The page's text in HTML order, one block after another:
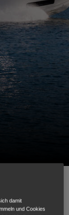
damit
und Cookies